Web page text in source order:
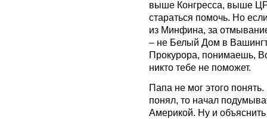
выше Конгресса, выше
стараться помочь. Но
из Минфина, за
– не Белый Дом в
Прокурора, понимаешь,
никто тебе не поможет.
Папа не мог этого
понял, то начал
Америкой. Ну и